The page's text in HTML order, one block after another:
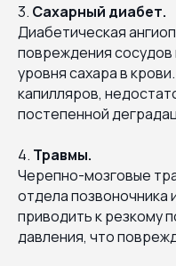
3. Сахарный диабет.
Диабетическая
повреждения сосудов
уровня сахара в
капилляров,
постепенной
4. Травмы.
Черепно-мозговые
отдела позвоночника
приводить к резкому
давления, что